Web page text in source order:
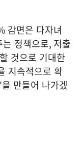
감면은 다자녀
정책으로, 저출
것으로 기대한
지속적으로 확
'을 만들어 나가겠